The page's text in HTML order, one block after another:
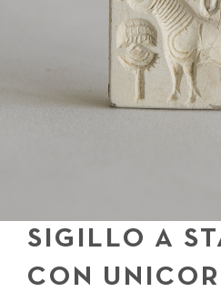
SIGILLO A
CON